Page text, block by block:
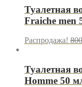
Туалетная
Fraiche
Распродажа!
Туалетная
Homme 50